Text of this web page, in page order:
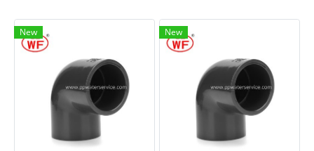
New New